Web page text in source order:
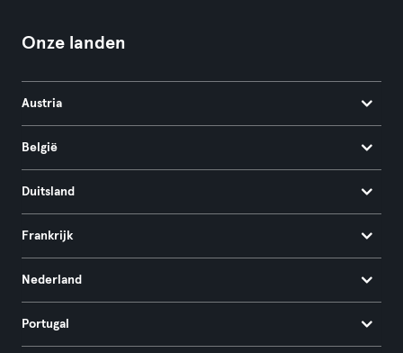
Onze landen
Austria
België
Duitsland
Frankrijk
Nederland
Portugal